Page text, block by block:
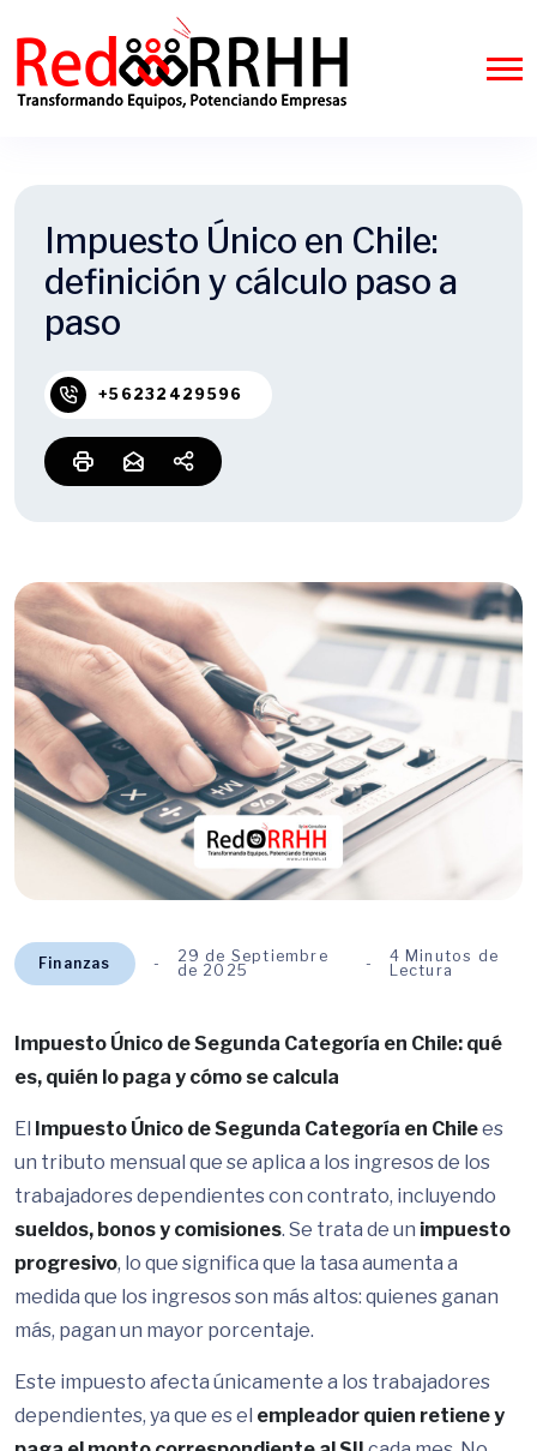
Impuesto Único en Chile:
definición y cálculo paso a
paso
+56232429596
Finanzas
29 de Septiembre
de 2025
4 Minutos de
Lectura
Impuesto Único de Segunda Categoría en Chile: qué
es, quién lo paga y cómo se calcula
El Impuesto Único de Segunda Categoría en Chilees
un tributo mensual que se aplica a los ingresos de los
trabajadores dependientes con contrato, incluyendo
sueldos, bonos y comisiones. Se trata de un impuesto
progresivo, lo que significa que la tasa aumenta a
medida que los ingresos son más altos: quienes ganan
más, pagan un mayor porcentaje.
Este impuesto afecta únicamente a los trabajadores
dependientes, ya que es el empleador quien retiene y